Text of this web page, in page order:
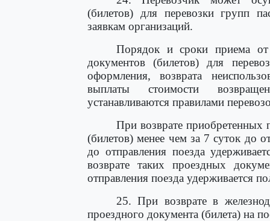
(билетов) для перевозки групп
заявкам организаций.
Порядок и сроки приема от
документов (билетов) для
оформления, возврата
выплаты стоимости
устанавливаются правилами
При возврате приобретенных
(билетов) менее чем за 7 суток до
до отправления поезда
возврате таких проездных
отправления поезда удерживается
25. При возврате в
проездного документа (билета) на